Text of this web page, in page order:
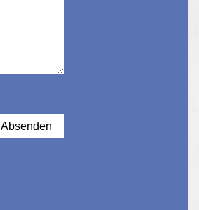
Absenden